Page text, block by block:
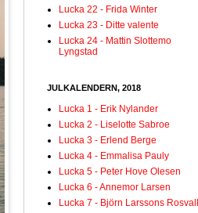
Lucka 22 - Frida Winter
Lucka 23 - Ditte valente
Lucka 24 - Mattin Slottemo
Lyngstad
JULKALENDERN, 2018
Lucka 1 - Erik Nylander
Lucka 2 - Liselotte Sabroe
Lucka 3 - Erlend Berge
Lucka 4 - Emmalisa Pauly
Lucka 5 - Peter Hove Olesen
Lucka 6 - Annemor Larsen
Lucka 7 - Björn Larssons Rosvall